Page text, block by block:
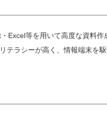
Excel等を用いて高度な資料作
テラシーが高く、情報端末を